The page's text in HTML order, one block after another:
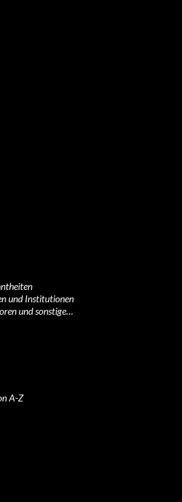
und Institutionen
und sonstige…
A-Z